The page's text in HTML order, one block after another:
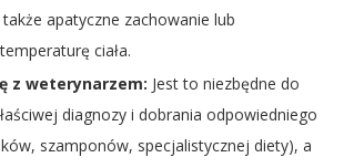
apatyczne zachowanie lub
ciała.
z weterynarzem: Jest to niezbędne do
diagnozy i dobrania odpowiedniego
szamponów, specjalistycznej diety), a